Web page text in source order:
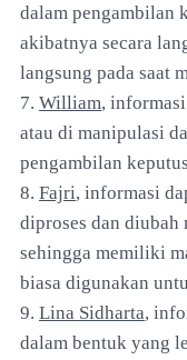
dalam pengambilan
akibatnya secara
langsung pada saat
7. William,
atau di manipulasi
pengambilan
8. Fajri, informasi
diproses dan
sehingga memiliki
biasa digunakan
9. Lina Sidharta,
dalam bentuk yang